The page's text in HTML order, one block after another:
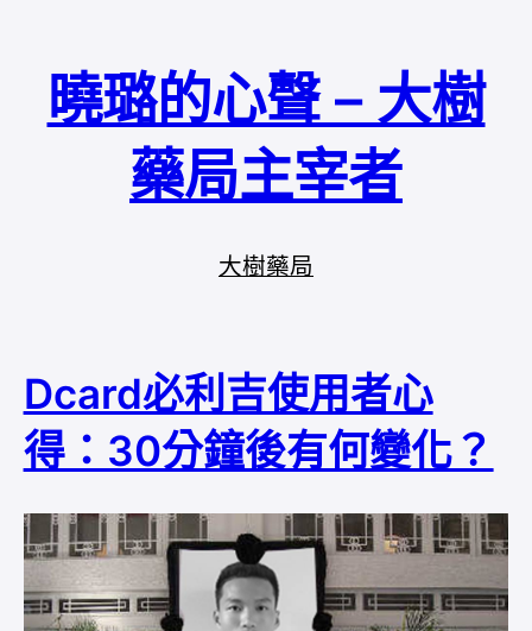
曉璐的心聲 – 大樹
藥局主宰者
大樹藥局
Dcard必利吉使用者心
得：30分鐘後有何變化？